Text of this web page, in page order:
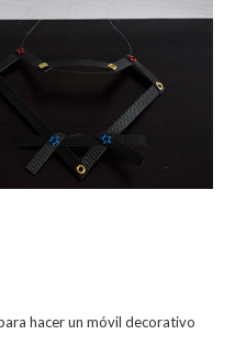
hacer un móvil decorativo